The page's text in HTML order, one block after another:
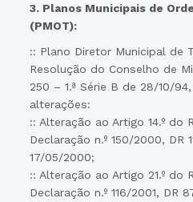
3. Planos Municipais de
(PMOT):
:: Plano Diretor Municipal de
Resolução do Conselho de
250 – 1.ª Série B de 28/10/
alterações:
:: Alteração ao Artigo 14.º do
Declaração n.º 150/2000, DR
17/05/2000;
:: Alteração ao Artigo 21.º do
Declaração n.º 116/2001, DR